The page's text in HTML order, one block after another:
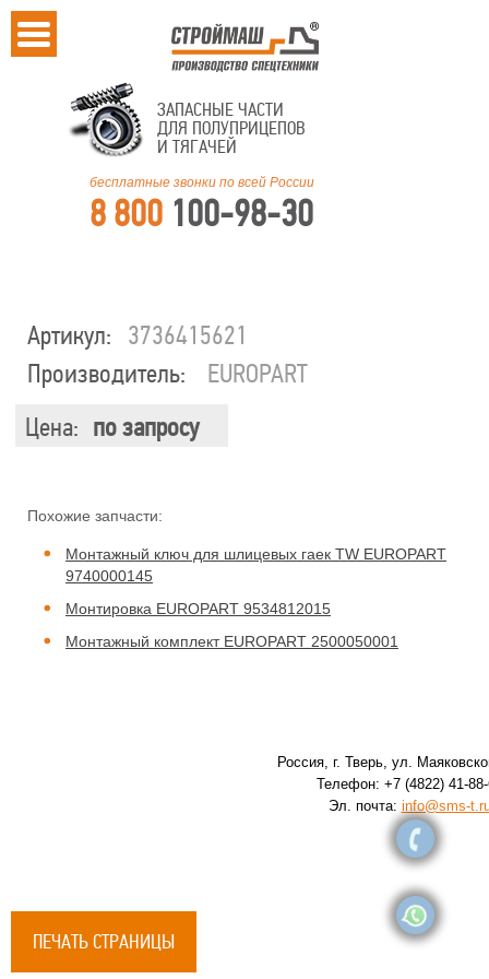
ЗАПАСНЫЕ ЧАСТИ
ДЛЯ ПОЛУПРИЦЕПОВ
И ТЯГАЧЕЙ
бесплатные звонки по всей России
8 800 100-98-30
Артикул:
3736415621
Производитель:
EUROPART
Цена: по запросу
Похожие запчасти:
Монтажный ключ для шлицевых гаек TW EUROPART
9740000145
Монтировка EUROPART 9534812015
Монтажный комплект EUROPART 2500050001
Россия, г. Тверь, ул.
Телефон: +7 (4822) 41-
Эл. почта: info@sms-
ПЕЧАТЬ СТРАНИЦЫ